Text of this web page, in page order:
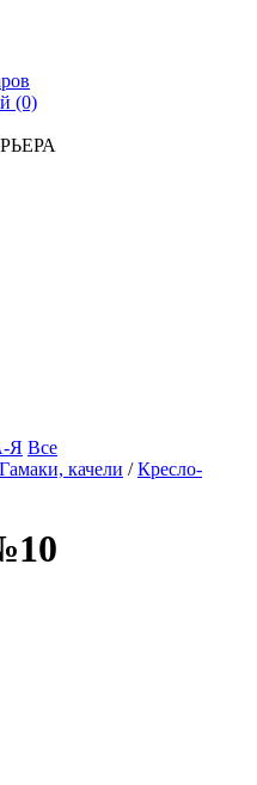
(0)
Я Все
Гамаки, качели /Кресло-